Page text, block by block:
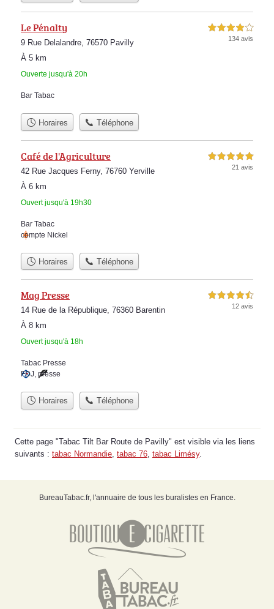
Le Pénalty
9 Rue Delalandre, 76570 Pavilly
À 5 km
Ouverte jusqu'à 20h
4,0 étoiles sur 5
134 avis
Bar Tabac
Horaires Téléphone
Café de l'Agriculture
42 Rue Jacques Ferny, 76760 Yerville
À 6 km
Ouvert jusqu'à 19h30
5,0 étoiles sur 5
21 avis
Bar Tabac
compte Nickel
Horaires Téléphone
Mag Presse
14 Rue de la République, 76360 Barentin
À 8 km
Ouvert jusqu'à 18h
4,5 étoiles sur 5
12 avis
Tabac Presse
FDJ, presse
Horaires Téléphone
Cette page "Tabac Tilt Bar Route de Pavilly" est visible via les liens
suivants : tabac Normandie tabac 76 tabac Limésy.
BureauTabac.fr, l'annuaire de tous les buralistes en France.